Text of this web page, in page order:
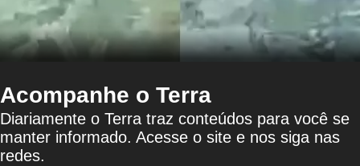
Acompanhe o Terra
Diariamente o Terra traz conteúdos para você se
manter informado. Acesse o site e nos siga nas
redes.